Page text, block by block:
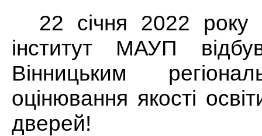
22 січня 2022 року
інститут МАУП
Вінницьким
оцінювання якості
дверей!